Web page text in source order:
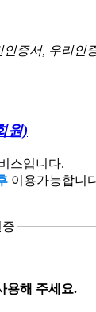
인증서, 우리인
원)
스입니다.
이용가능합니
용해 주세요.